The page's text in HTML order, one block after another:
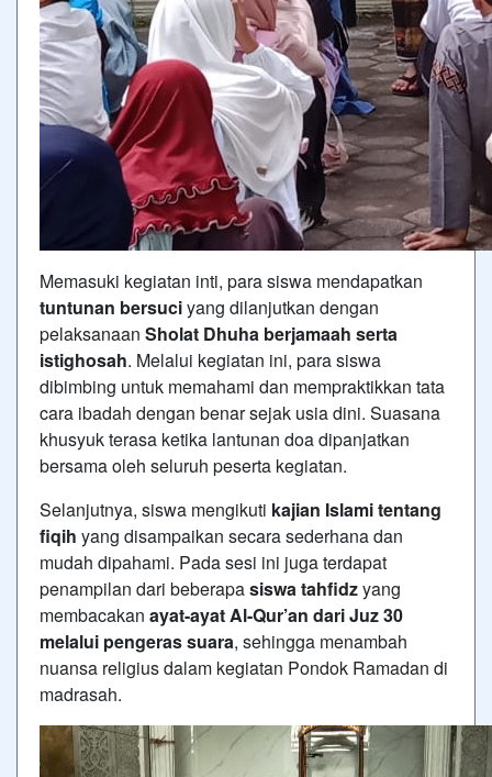
Memasuki kegiatan inti, para siswa mendapatkan
tuntunan bersuciyang dilanjutkan dengan
pelaksanaan Sholat Dhuha berjamaah serta
istighosah. Melalui kegiatan ini, para siswa
dibimbing untuk memahami dan mempraktikkan tata
cara ibadah dengan benar sejak usia dini. Suasana
khusyuk terasa ketika lantunan doa dipanjatkan
bersama oleh seluruh peserta kegiatan.
Selanjutnya, siswa mengikuti kajian Islami tentang
fiqih yang disampaikan secara sederhana dan
mudah dipahami. Pada sesi ini juga terdapat
penampilan dari beberapasiswa tahfidzyang
membacakan ayat-ayat Al-Qur’an dari Juz 30
melalui pengeras suara, sehingga menambah
nuansa religius dalam kegiatan Pondok Ramadan di
madrasah.